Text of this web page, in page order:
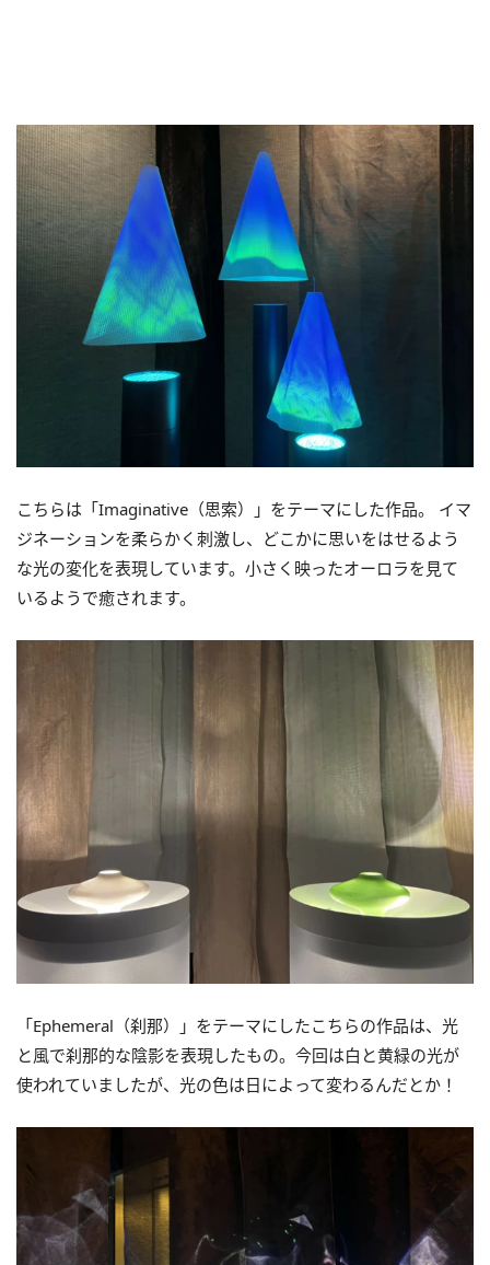
こちらは「Imaginative（思索）」をテーマにした作品。 イマ
ジネーションを柔らかく刺激し、どこかに思いをはせるよう
な光の変化を表現しています。小さく映ったオーロラを見て
いるようで癒されます。
「Ephemeral（刹那）」をテーマにしたこちらの作品は、光
と風で刹那的な陰影を表現したもの。今回は白と黄緑の光が
使われていましたが、光の色は日によって変わるんだとか！